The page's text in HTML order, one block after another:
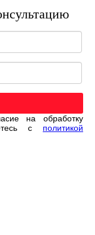
на обработку
c политикой